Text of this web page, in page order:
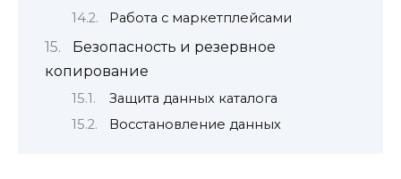
Работа с маркетплейсами
Безопасность и резервное
копирование
Защита данных каталога
Восстановление данных